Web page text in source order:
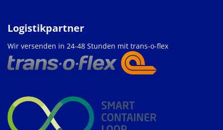
Logistikpartner
Wir versenden in 24-48 Stunden mit trans-o-flex